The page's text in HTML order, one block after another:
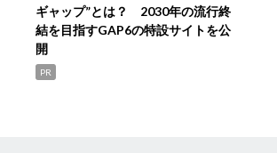
ギャップ”とは？ 2030年の流行終
結を目指すGAP6の特設サイトを公
開
PR